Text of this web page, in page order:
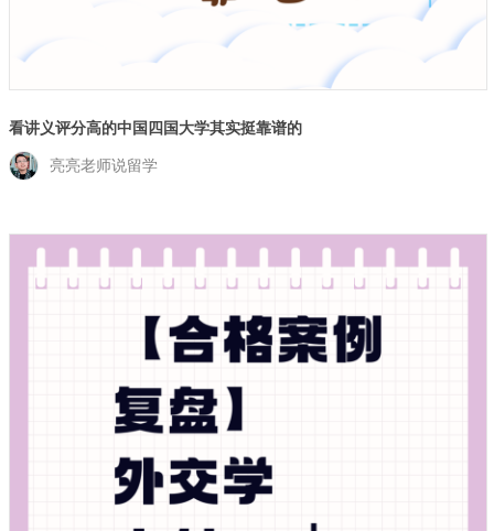
看讲义评分高的中国四国大学其实挺靠谱的
亮亮老师说留学